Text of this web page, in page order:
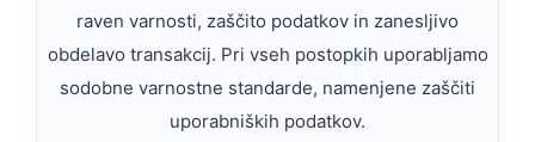
raven varnosti, zaščito podatkov in zanesljivo
obdelavo transakcij. Pri vseh postopkih uporabljamo
sodobne varnostne standarde, namenjene zaščiti
uporabniških podatkov.